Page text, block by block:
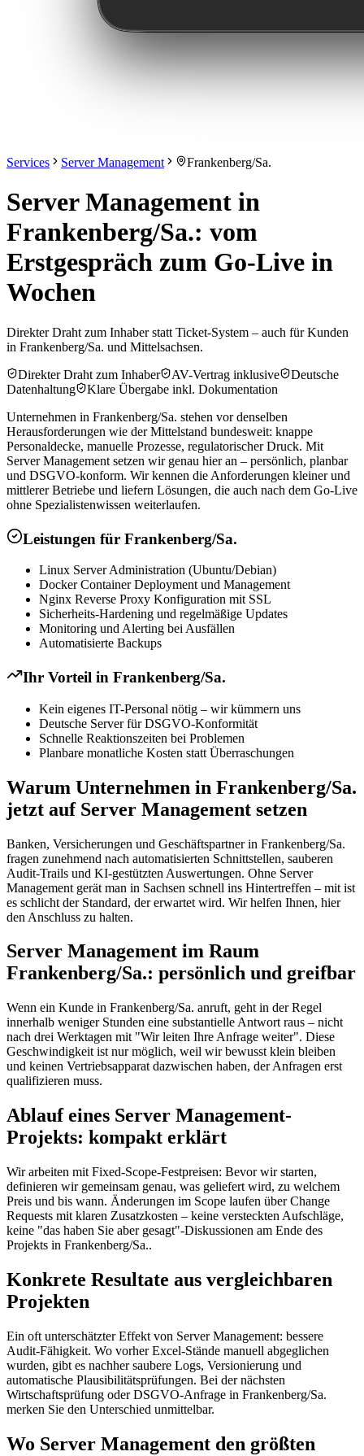
Services Server Management Frankenberg/Sa.
Server Management in
Frankenberg/Sa.: vom
Erstgespräch zum Go-Live in
Wochen
Direkter Draht zum Inhaber statt Ticket-System – auch für Kunden
in Frankenberg/Sa. und Mittelsachsen.
Direkter Draht zum Inhaber
AV-Vertrag inklusive
Deutsche
Datenhaltung
Klare Übergabe inkl. Dokumentation
Unternehmen in Frankenberg/Sa. stehen vor denselben
Herausforderungen wie der Mittelstand bundesweit: knappe
Personaldecke, manuelle Prozesse, regulatorischer Druck. Mit
Server Management setzen wir genau hier an – persönlich, planbar
und DSGVO-konform. Wir kennen die Anforderungen kleiner und
mittlerer Betriebe und liefern Lösungen, die auch nach dem Go-Live
ohne Spezialistenwissen weiterlaufen.
Leistungen für Frankenberg/Sa.
Linux Server Administration (Ubuntu/Debian)
Docker Container Deployment und Management
Nginx Reverse Proxy Konfiguration mit SSL
Sicherheits-Hardening und regelmäßige Updates
Monitoring und Alerting bei Ausfällen
Automatisierte Backups
Ihr Vorteil in Frankenberg/Sa.
Kein eigenes IT-Personal nötig – wir kümmern uns
Deutsche Server für DSGVO-Konformität
Schnelle Reaktionszeiten bei Problemen
Planbare monatliche Kosten statt Überraschungen
Warum Unternehmen in Frankenberg/Sa.
jetzt auf Server Management setzen
Banken, Versicherungen und Geschäftspartner in Frankenberg/Sa.
fragen zunehmend nach automatisierten Schnittstellen, sauberen
Audit-Trails und KI-gestützten Auswertungen. Ohne Server
Management gerät man in Sachsen schnell ins Hintertreffen – mit ist
es schlicht der Standard, der erwartet wird. Wir helfen Ihnen, hier
den Anschluss zu halten.
Server Management im Raum
Frankenberg/Sa.: persönlich und greifbar
Wenn ein Kunde in Frankenberg/Sa. anruft, geht in der Regel
innerhalb weniger Stunden eine substantielle Antwort raus – nicht
nach drei Werktagen mit "Wir leiten Ihre Anfrage weiter". Diese
Geschwindigkeit ist nur möglich, weil wir bewusst klein bleiben
und keinen Vertriebsapparat dazwischen haben, der Anfragen erst
qualifizieren muss.
Ablauf eines Server Management-
Projekts: kompakt erklärt
Wir arbeiten mit Fixed-Scope-Festpreisen: Bevor wir starten,
definieren wir gemeinsam genau, was geliefert wird, zu welchem
Preis und bis wann. Änderungen im Scope laufen über Change
Requests mit klaren Zusatzkosten – keine versteckten Aufschläge,
keine "das haben Sie aber gesagt"-Diskussionen am Ende des
Projekts in Frankenberg/Sa..
Konkrete Resultate aus vergleichbaren
Projekten
Ein oft unterschätzter Effekt von Server Management: bessere
Audit-Fähigkeit. Wo vorher Excel-Stände manuell abgeglichen
wurden, gibt es nachher saubere Logs, Versionierung und
automatische Plausibilitätsprüfungen. Bei der nächsten
Wirtschaftsprüfung oder DSGVO-Anfrage in Frankenberg/Sa.
merken Sie den Unterschied unmittelbar.
Wo Server Management den größten